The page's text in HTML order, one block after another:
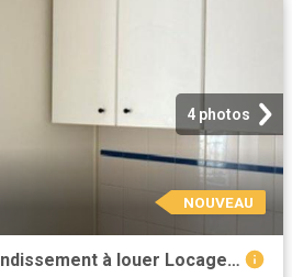
4 photos
NOUVEAU
T2 à Lyon 3eme Arrondissement à louer Locagestion, expert en gestion locative